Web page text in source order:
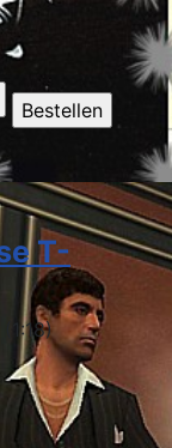
T-